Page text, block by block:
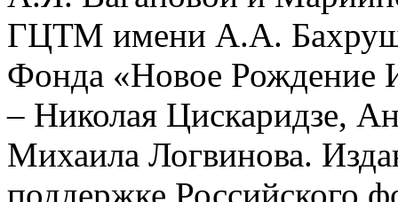
ГЦТМ имени А.А.
Фонда «Новое Рождение
– Николая Цискаридзе,
Михаила Логвинова.